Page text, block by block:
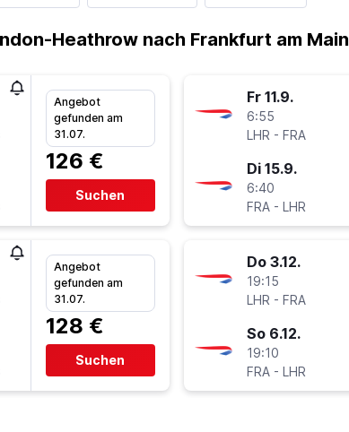
Heathrow nach Frankfurt am Main
Angebot
gefunden am
31.07.
126 €
Suchen
Angebot
gefunden am
31.07.
128 €
Suchen
Fr 11.9.
6:55
LHR - FRA
Di 15.9.
6:40
FRA - LHR
Do 3.12.
19:15
LHR - FRA
So 6.12.
19:10
FRA - LHR